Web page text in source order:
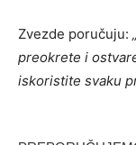
Zvezde poručuju:
preokrete i
iskoristite svaku